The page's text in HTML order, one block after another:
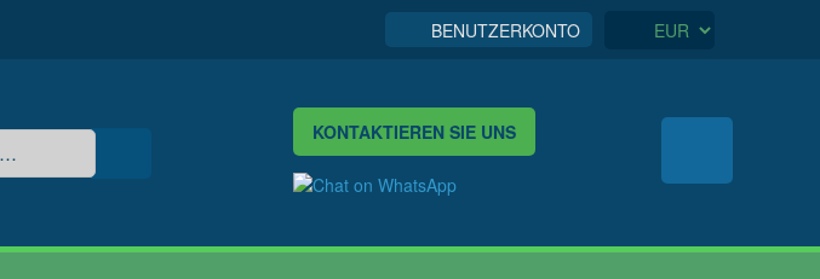
BENUTZERKONTO
KONTAKTIEREN SIE UNS